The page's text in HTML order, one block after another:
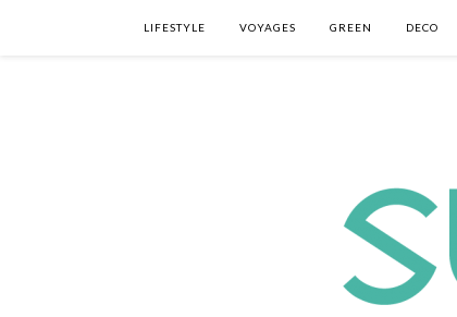
LIFESTYLE VOYAGES GREEN DECO